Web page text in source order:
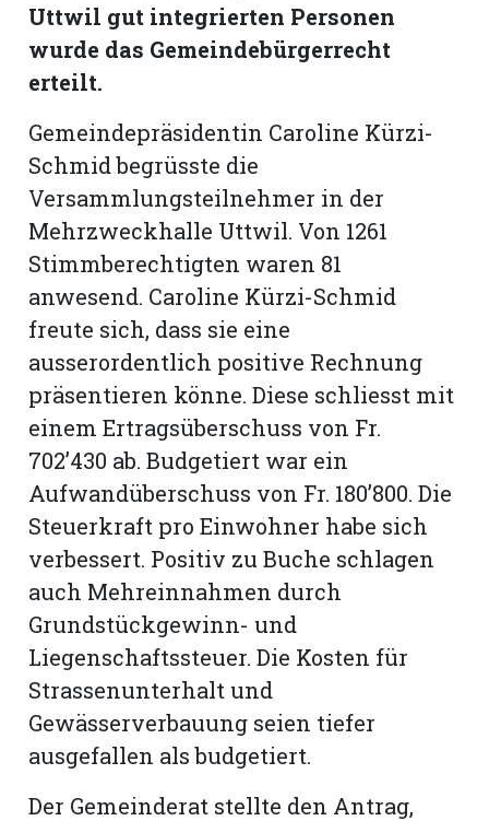
Uttwil gut integrierten Personen
wurde das Gemeindebürgerrecht
erteilt.
Gemeindepräsidentin Caroline Kürzi-
Schmid begrüsste die
Versammlungsteilnehmer in der
Mehrzweckhalle Uttwil. Von 1261
Stimmberechtigten waren 81
anwesend. Caroline Kürzi-Schmid
freute sich, dass sie eine
ausserordentlich positive Rechnung
präsentieren könne. Diese schliesst mit
einem Ertragsüberschuss von Fr.
702’430 ab. Budgetiert war ein
Aufwandüberschuss von Fr. 180’800. Die
Steuerkraft pro Einwohner habe sich
verbessert. Positiv zu Buche schlagen
auch Mehreinnahmen durch
Grundstückgewinn- und
Liegenschaftssteuer. Die Kosten für
Strassenunterhalt und
Gewässerverbauung seien tiefer
ausgefallen als budgetiert.
Der Gemeinderat stellte den Antrag,